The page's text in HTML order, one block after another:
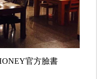
官方臉書